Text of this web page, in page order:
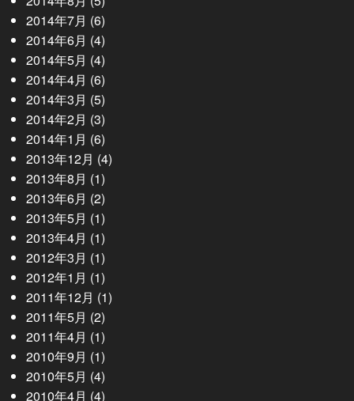
2014年7月 (6)
2014年6月 (4)
2014年5月 (4)
2014年4月 (6)
2014年3月 (5)
2014年2月 (3)
2014年1月 (6)
2013年12月 (4)
2013年8月 (1)
2013年6月 (2)
2013年5月 (1)
2013年4月 (1)
2012年3月 (1)
2012年1月 (1)
2011年12月 (1)
2011年5月 (2)
2011年4月 (1)
2010年9月 (1)
2010年5月 (4)
2010年4月 (4)